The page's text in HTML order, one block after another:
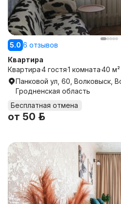
5.0 6 отзывов
Квартира
Квартира4 гостя1 комната40 м²
Панковой ул, 60, Волковыск,
Гродненская область
Бесплатная отмена
от 50 р.